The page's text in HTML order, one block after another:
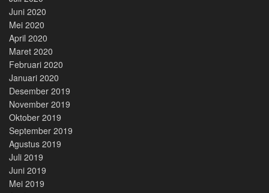
Juni 2020
Mei 2020
April 2020
Maret 2020
Februari 2020
Januari 2020
Desember 2019
November 2019
Oktober 2019
September 2019
Agustus 2019
Juli 2019
Juni 2019
Mei 2019